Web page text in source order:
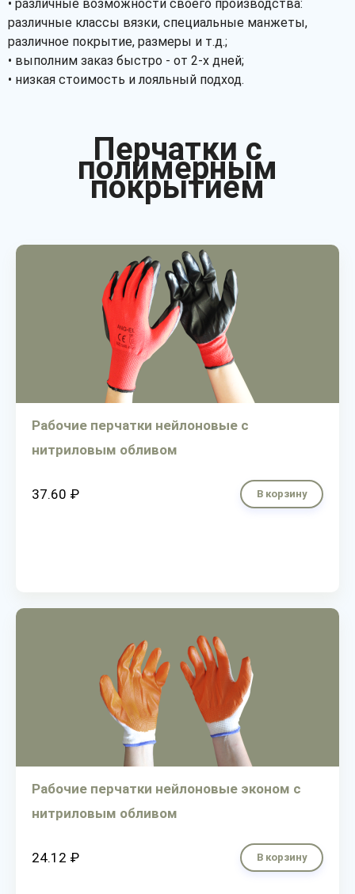
• различные возможности своего производства:
различные классы вязки, специальные манжеты,
различное покрытие, размеры и т.д.;
• выполним заказ быстро - от 2-х дней;
• низкая стоимость и лояльный подход.
Перчатки с
полимерным
покрытием
Рабочие перчатки нейлоновые с
нитриловым обливом
37.60 ₽ В корзину
Рабочие перчатки нейлоновые эконом с
нитриловым обливом
24.12 ₽ В корзину